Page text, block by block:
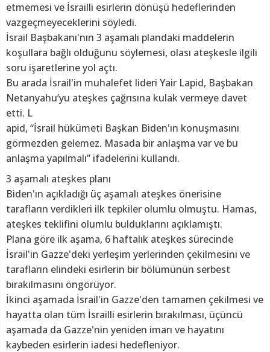
etmemesi ve İsrailli esirlerin dönüşü hedeflerinden
vazgeçmeyeceklerini söyledi.
İsrail Başbakanı'nın 3 aşamalı plandaki maddelerin
koşullara bağlı olduğunu söylemesi, olası ateşkesle ilgili
soru işaretlerine yol açtı.
Bu arada İsrail'in muhalefet lideri Yair Lapid, Başbakan
Netanyahu’yu ateşkes çağrısına kulak vermeye davet
etti. L
apid, “İsrail hükümeti Başkan Biden'ın konuşmasını
görmezden gelemez. Masada bir anlaşma var ve bu
anlaşma yapılmalı” ifadelerini kullandı.
3 aşamalı ateşkes planı
Biden'ın açıkladığı üç aşamalı ateşkes önerisine
tarafların verdikleri ilk tepkiler olumlu olmuştu. Hamas,
ateşkes teklifini olumlu bulduklarını açıklamıştı.
Plana göre ilk aşama, 6 haftalık ateşkes sürecinde
İsrail'in Gazze'deki yerleşim yerlerinden çekilmesini ve
tarafların elindeki esirlerin bir bölümünün serbest
bırakılmasını öngörüyor.
İkinci aşamada İsrail'in Gazze'den tamamen çekilmesi ve
hayatta olan tüm İsrailli esirlerin bırakılması, üçüncü
aşamada da Gazze'nin yeniden imarı ve hayatını
kaybeden esirlerin iadesi hedefleniyor.